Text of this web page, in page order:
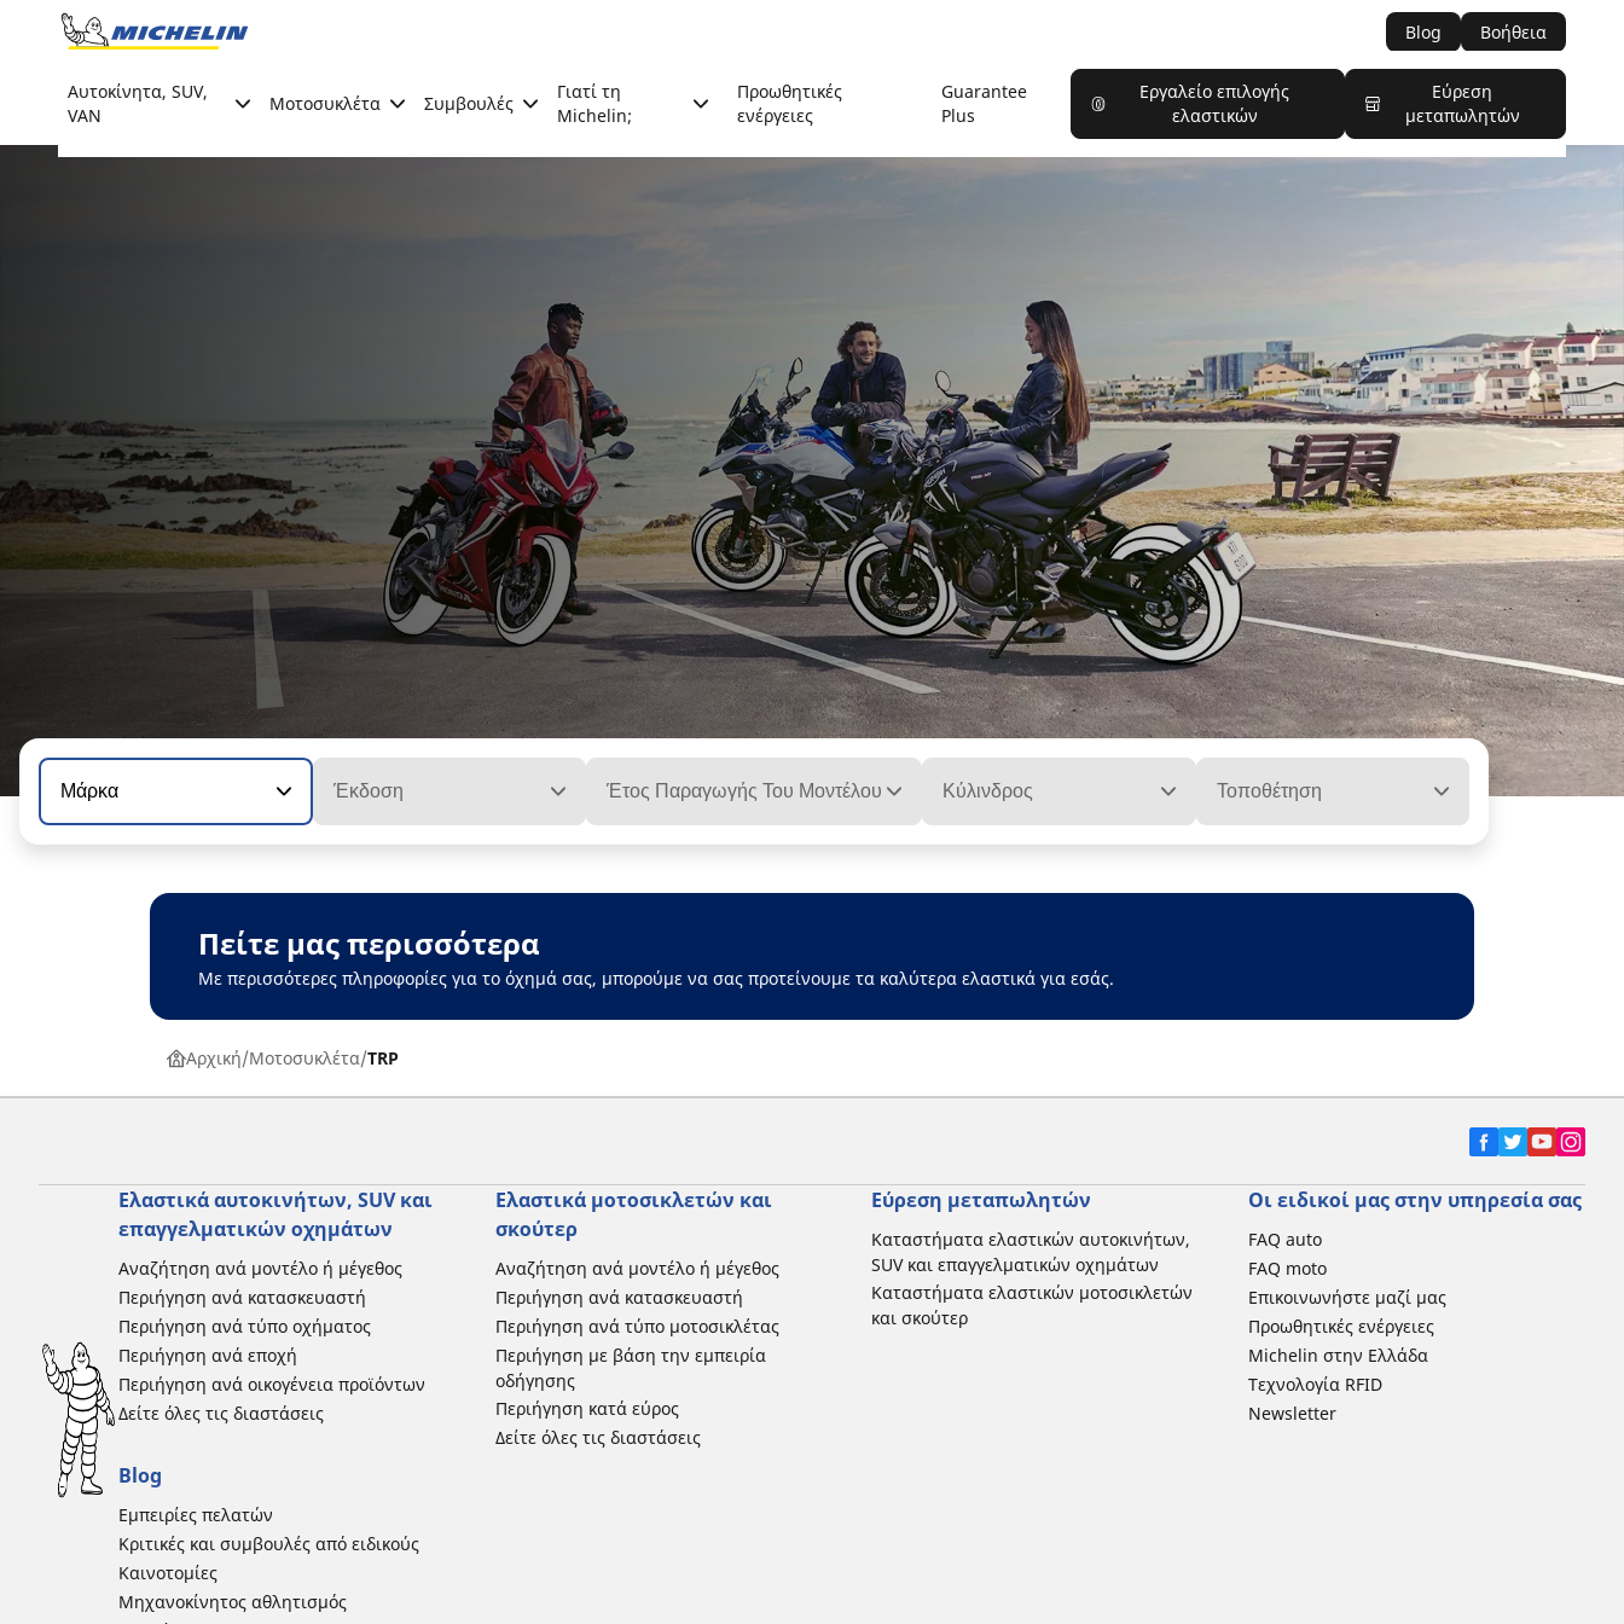
Go to page content
Blog Βοήθεια
Αυτοκίνητα, SUV,
VAN
Μοτοσυκλέτα Συμβουλές
Γιατί τη
Michelin;
Προωθητικές
ενέργειες
Guarantee
Plus
Εργαλείο επιλογής
ελαστικών
Εύρεση
μεταπωλητών
Μάρκα Έκδοση Έτος Παραγωγής Του Μοντέλου Κύλινδρος Τοποθέτηση
Πείτε μας περισσότερα
Με περισσότερες πληροφορίες για το όχημά σας, μπορούμε να σας προτείνουμε τα καλύτερα ελαστικά για εσάς.
Αρχική Μοτοσυκλέτα TRP
Ελαστικά αυτοκινήτων, SUV και
επαγγελματικών οχημάτων
Αναζήτηση ανά μοντέλο ή μέγεθος
Περιήγηση ανά κατασκευαστή
Περιήγηση ανά τύπο οχήματος
Περιήγηση ανά εποχή
Περιήγηση ανά οικογένεια προϊόντων
Δείτε όλες τις διαστάσεις
Ελαστικά μοτοσικλετών και
σκούτερ
Αναζήτηση ανά μοντέλο ή μέγεθος
Περιήγηση ανά κατασκευαστή
Περιήγηση ανά τύπο μοτοσικλέτας
Περιήγηση με βάση την εμπειρία
οδήγησης
Περιήγηση κατά εύρος
Δείτε όλες τις διαστάσεις
Εύρεση μεταπωλητών
Καταστήματα ελαστικών αυτοκινήτων,
SUV και επαγγελματικών οχημάτων
Καταστήματα ελαστικών μοτοσικλετών
και σκούτερ
Οι ειδικοί μας στην υπηρεσία σας
FAQ auto
FAQ moto
Επικοινωνήστε μαζί μας
Προωθητικές ενέργειες
Michelin στην Ελλάδα
Τεχνολογία RFID
Newsletter
Blog
Εμπειρίες πελατών
Κριτικές και συμβουλές από ειδικούς
Καινοτομίες
Μηχανοκίνητος αθλητισμός